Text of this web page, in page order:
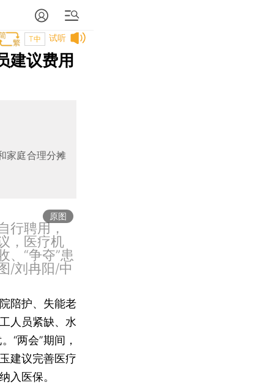
试听
T中
建议费用
家庭合理分摊
原图
行聘用，
，医疗机
、“争夺”患
/刘冉阳/中
陪护、失能老
人员紧缺、水
“两会”期间，
建议完善医疗
入医保。